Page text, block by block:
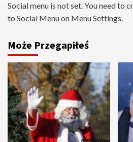
Social menu is not set. You need to
to Social Menu on Menu Settings.
Może Przegapiłeś